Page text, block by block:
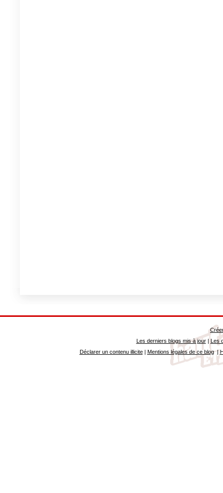
Les derniers blogs mis à jour| Les
Déclarer un contenu illicite| Mentions légales de ce blog|